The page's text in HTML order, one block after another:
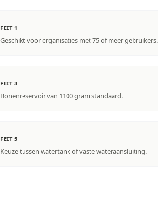
FEIT 1
Geschikt voor organisaties met 75 of meer gebruikers.
FEIT 3
Bonenreservoir van 1100 gram standaard.
FEIT 5
Keuze tussen watertank of vaste wateraansluiting.